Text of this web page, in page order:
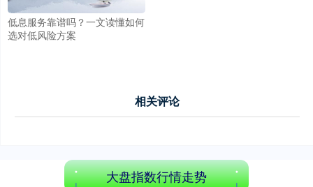
低息服务靠谱吗？一文读懂如何
选对低风险方案
相关评论
大盘指数行情走势
7242.10 +12.30